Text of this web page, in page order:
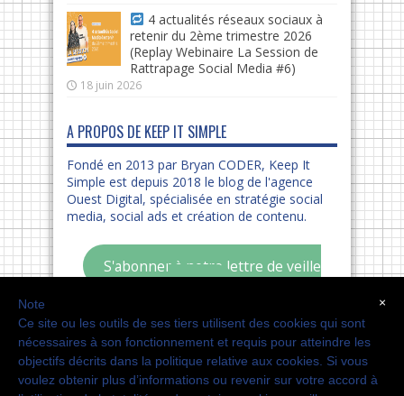
4 actualités réseaux sociaux à
retenir du 2ème trimestre 2026
(Replay Webinaire La Session de
Rattrapage Social Media #6)
18 juin 2026
A PROPOS DE KEEP IT SIMPLE
Fondé en 2013 par Bryan CODER, Keep It
Simple est depuis 2018 le blog de l'agence
Ouest Digital, spécialisée en stratégie social
media, social ads et création de contenu.
S'abonner à notre lettre de veille
Ecouter notre podcast
×
Note
Ce site ou les outils de ses tiers utilisent des cookies qui sont
nécessaires à son fonctionnement et requis pour atteindre les
objectifs décrits dans la politique relative aux cookies. Si vous
voulez obtenir plus d’informations ou revenir sur votre accord à